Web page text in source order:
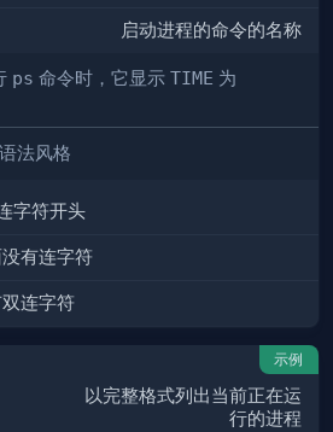
启动进程的命令的名称
ps 命令时，它显示 TIME 为
法风格
字符开头
有连字符
连字符
示例
以完整格式列出当前正在运
行的进程